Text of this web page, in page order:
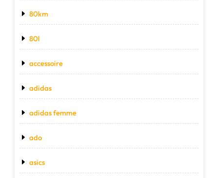
80km
80l
accessoire
adidas
adidas femme
ado
asics